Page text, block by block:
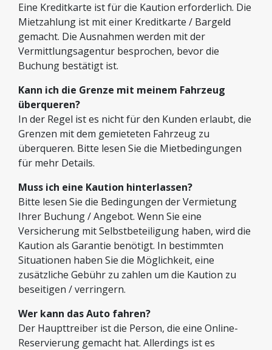
Eine Kreditkarte ist für die Kaution erforderlich. Die
Mietzahlung ist mit einer Kreditkarte / Bargeld
gemacht. Die Ausnahmen werden mit der
Vermittlungsagentur besprochen, bevor die
Buchung bestätigt ist.
Kann ich die Grenze mit meinem Fahrzeug
überqueren?
In der Regel ist es nicht für den Kunden erlaubt, die
Grenzen mit dem gemieteten Fahrzeug zu
überqueren. Bitte lesen Sie die Mietbedingungen
für mehr Details.
Muss ich eine Kaution hinterlassen?
Bitte lesen Sie die Bedingungen der Vermietung
Ihrer Buchung / Angebot. Wenn Sie eine
Versicherung mit Selbstbeteiligung haben, wird die
Kaution als Garantie benötigt. In bestimmten
Situationen haben Sie die Möglichkeit, eine
zusätzliche Gebühr zu zahlen um die Kaution zu
beseitigen / verringern.
Wer kann das Auto fahren?
Der Haupttreiber ist die Person, die eine Online-
Reservierung gemacht hat. Allerdings ist es